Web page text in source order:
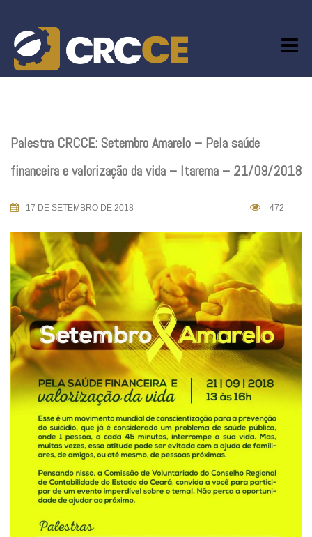
content
Palestra CRCCE: Setembro Amarelo – Pela saúde
financeira e valorização da vida – Itarema – 21/09/2018
17 DE SETEMBRO DE 2018 472